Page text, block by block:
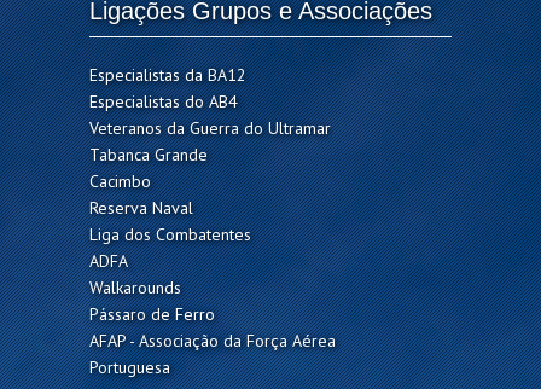
Ligações Grupos e Associações
Especialistas da BA12
Especialistas do AB4
Veteranos da Guerra do Ultramar
Tabanca Grande
Cacimbo
Reserva Naval
Liga dos Combatentes
ADFA
Walkarounds
Pássaro de Ferro
AFAP - Associação da Força Aérea
Portuguesa